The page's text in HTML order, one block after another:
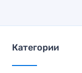
Категории